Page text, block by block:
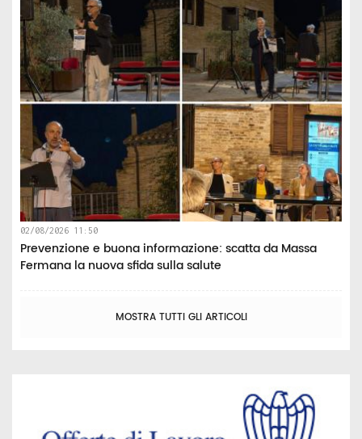
02/08/2026 11:50
Prevenzione e buona informazione: scatta da Massa
Fermana la nuova sfida sulla salute
MOSTRA TUTTI GLI ARTICOLI